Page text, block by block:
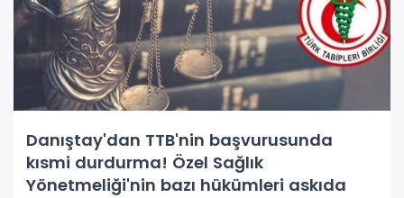
Danıştay'dan TTB'nin başvurusunda
kısmi durdurma! Özel Sağlık
Yönetmeliği'nin bazı hükümleri askıda